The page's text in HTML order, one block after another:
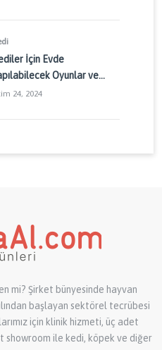
İçin Evde
Oyunlar ve
Kedinizin
24, 2024
mi? Şirket bünyesinde hayvan
başlayan sektörel tecrübesi
için klinik hizmeti, üç adet
ile kedi, köpek ve diğer